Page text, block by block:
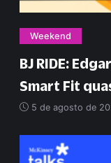
Weekend
BJ RIDE:
Smart Fit
5 de agosto de